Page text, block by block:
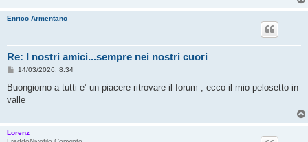
Enrico Armentano
Re: I nostri amici...sempre nei nostri cuori
M
s
a
o
14/03/2026, 8:34
Buongiorno a tutti e’ un piacere ritrovare il forum , ecco il mio pelosetto in
valle
Lorenz